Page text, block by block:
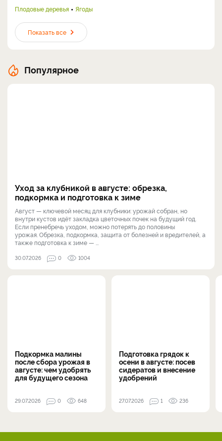
Плодовые деревья
Ягоды
Показать все
Популярное
Уход за клубникой в августе: обрезка,
подкормка и подготовка к зиме
Август — ключевой месяц для клубники: урожай собран, но
внутри кустов идёт закладка цветочных почек на будущий год.
Если пренебречь уходом, можно потерять до половины
урожая. Обрезка, подкормка, защита от болезней и вредителей, а
также подготовка к зиме — ...
30.07.2026 0 1004
Подкормка малины
после сбора урожая в
августе: чем удобрять
для будущего сезона
29.07.2026 0 648
Подготовка грядок к
осени в августе: посев
сидератов и внесение
удобрений
27.07.2026 1 236